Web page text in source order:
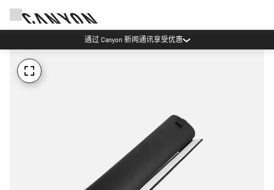
通过 Canyon 新闻通讯享受优惠